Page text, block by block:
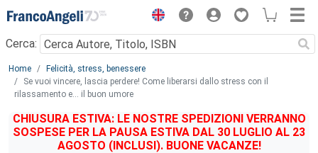
Menu
Cerca:
Main content
Home
Felicità, stress, benessere
Se vuoi vincere, lascia perdere! Come liberarsi dallo stress con il
rilassamento e... il buon umore
CHIUSURA ESTIVA: LE NOSTRE SPEDIZIONI VERRANNO
SOSPESE PER LA PAUSA ESTIVA DAL 30 LUGLIO AL 23
AGOSTO (INCLUSI). BUONE VACANZE!